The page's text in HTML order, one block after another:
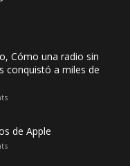
Cómo una radio sin
conquistó a miles de
de Apple